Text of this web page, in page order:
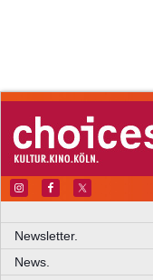
Newsletter.
News.